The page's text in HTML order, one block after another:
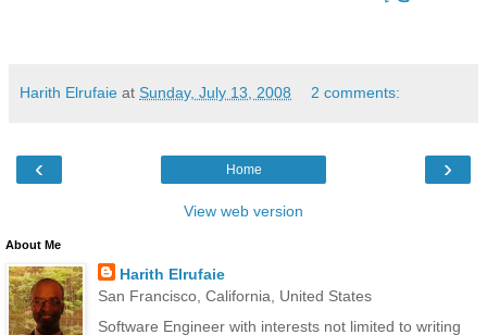
Harith Elrufaie at Sunday, July 13, 2008 2 comments:
‹ ›
Home
View web version
About Me
Harith Elrufaie
San Francisco, California, United States
Software Engineer with interests not limited to writing